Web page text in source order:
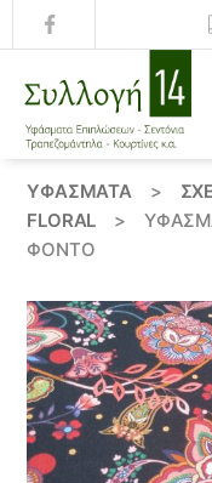
14
ΥΦΆΣΜΑΤΑ >
FLORAL
>
ΦΌΝΤΟ